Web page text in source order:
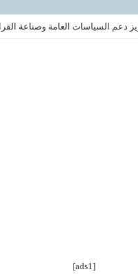
دعم السياسات العامة وصناعة
[ads1]